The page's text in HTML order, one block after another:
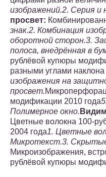
изображений.2. Серия и
просвет:
знак.2. Комбинация
оборотной сторон.3.
полоса, внедрённая в
рублёвой купюры
разными углами наклона
изображения на
просвет.
модификации 2010 года
Полимерное окно.
Цветные волокна 100-
2004 года1. Цветные
Микротекст.3.
Микроизображения,
рублёвой купюры